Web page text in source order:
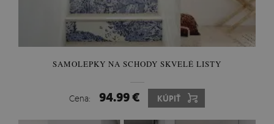
SAMOLEPKY NA SCHODY SKVELÉ LISTY
Cena: 94.99 € KÚPIŤ